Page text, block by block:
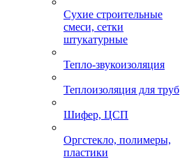
Сухие строительные
смеси, сетки
штукатурные
Тепло-звукоизоляция
Теплоизоляция для труб
Шифер, ЦСП
Оргстекло, полимеры,
пластики